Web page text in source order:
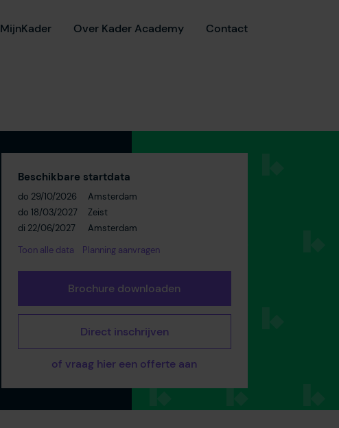
MijnKader Over Kader Academy Contact
Beschikbare startdata
do 29/10/2026
Amsterdam
do 18/03/2027
Zeist
di 22/06/2027
Amsterdam
Toon alle data
Planning aanvragen
Brochure downloaden
Direct inschrijven
of vraag hier een offerte aan